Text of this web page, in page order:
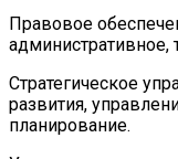
Правовое
административное,
Стратегическое
развития,
планирование.